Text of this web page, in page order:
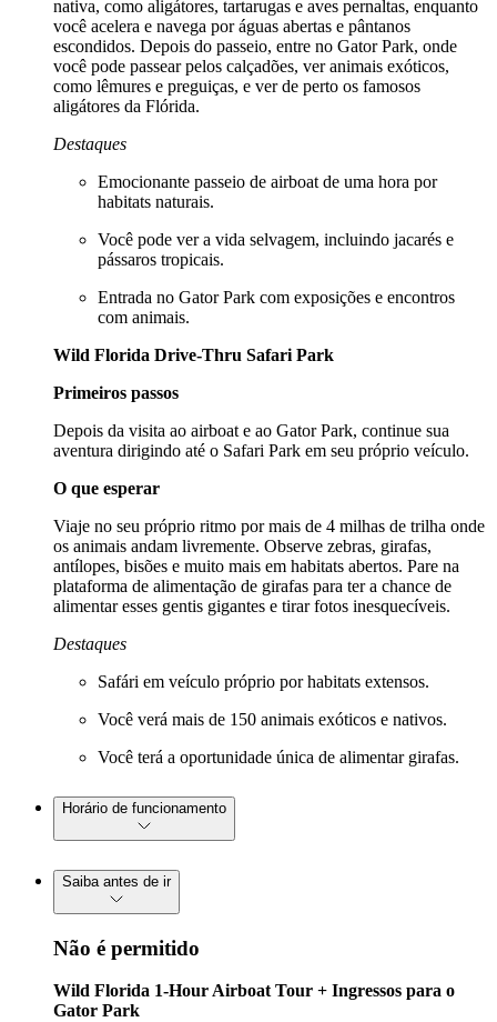
nativa, como aligátores, tartarugas e aves pernaltas, enquanto
você acelera e navega por águas abertas e pântanos
escondidos. Depois do passeio, entre no Gator Park, onde
você pode passear pelos calçadões, ver animais exóticos,
como lêmures e preguiças, e ver de perto os famosos
aligátores da Flórida.
Destaques
Emocionante passeio de airboat de uma hora por
habitats naturais.
Você pode ver a vida selvagem, incluindo jacarés e
pássaros tropicais.
Entrada no Gator Park com exposições e encontros
com animais.
Wild Florida Drive-Thru Safari Park
Primeiros passos
Depois da visita ao airboat e ao Gator Park, continue sua
aventura dirigindo até o Safari Park em seu próprio veículo.
O que esperar
Viaje no seu próprio ritmo por mais de 4 milhas de trilha onde
os animais andam livremente. Observe zebras, girafas,
antílopes, bisões e muito mais em habitats abertos. Pare na
plataforma de alimentação de girafas para ter a chance de
alimentar esses gentis gigantes e tirar fotos inesquecíveis.
Destaques
Safári em veículo próprio por habitats extensos.
Você verá mais de 150 animais exóticos e nativos.
Você terá a oportunidade única de alimentar girafas.
Horário de funcionamento
Saiba antes de ir
Não é permitido
Wild Florida 1-Hour Airboat Tour + Ingressos para o
Gator Park